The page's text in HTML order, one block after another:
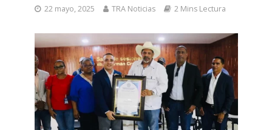
22 mayo, 2025 TRA Noticias 2 Mins Lectura